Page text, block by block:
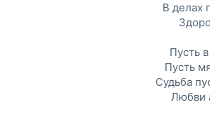
В делах
Пусть
Пусть
Судьба
Любви